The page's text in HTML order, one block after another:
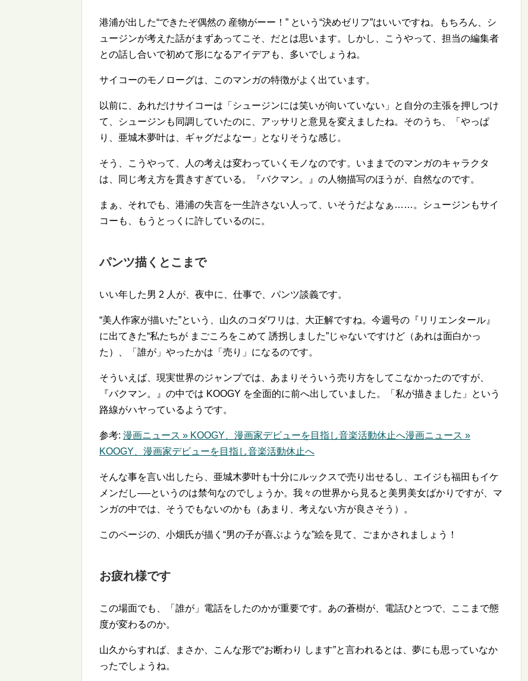
港浦が出した できたぞ偶然の 産物がーー！ という 決めゼリフ はいいですね。もちろん、シ
ュージンが考えた話がまずあってこそ、だとは思います。しかし、こうやって、担当の編集者
との話し合いで初めて形になるアイデアも、多いでしょうね。
サイコーのモノローグは、このマンガの特徴がよく出ています。
以前に、あれだけサイコーは「シュージンには笑いが向いていない」と自分の主張を押しつけ
て、シュージンも同調していたのに、アッサリと意見を変えましたね。そのうち、「やっぱ
り、亜城木夢叶は、ギャグだよなー」となりそうな感じ。
そう、こうやって、人の考えは変わっていくモノなのです。いままでのマンガのキャラクタ
は、同じ考え方を貫きすぎている。『バクマン。』の人物描写のほうが、自然なのです。
まぁ、それでも、港浦の失言を一生許さない人って、いそうだよなぁ……。シュージンもサイ
コーも、もうとっくに許しているのに。
パンツ描くとこまで
いい年した男 2 人が、夜中に、仕事で、パンツ談義です。
美人作家が描いた という、山久のコダワリは、大正解ですね。今週号の『リリエンタール』
に出てきた 私たちが まごころをこめて 誘拐しました じゃないですけど（あれは面白かっ
た）、「誰が」やったかは「売り」になるのです。
そういえば、現実世界のジャンプでは、あまりそういう売り方をしてこなかったのですが、
『バクマン。』の中では KOOGY を全面的に前へ出していました。「私が描きました」という
路線がハヤっているようです。
参考: 漫画ニュース » KOOGY、漫画家デビューを目指し音楽活動休止へ漫画ニュース »
KOOGY、漫画家デビューを目指し音楽活動休止へ
そんな事を言い出したら、亜城木夢叶も十分にルックスで売り出せるし、エイジも福田もイケ
メンだし──というのは禁句なのでしょうか。我々の世界から見ると美男美女ばかりですが、マ
ンガの中では、そうでもないのかも（あまり、考えない方が良さそう）。
このページの、小畑氏が描く 男の子が喜ぶような 絵を見て、ごまかされましょう！
お疲れ様です
この場面でも、「誰が」電話をしたのかが重要です。あの蒼樹が、電話ひとつで、ここまで態
度が変わるのか。
山久からすれば、まさか、こんな形で お断わり します と言われるとは、夢にも思っていなか
ったでしょうね。